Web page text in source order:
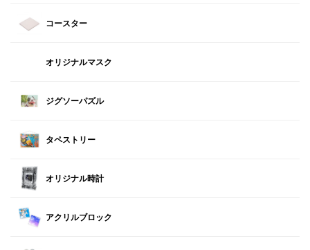
コースター
オリジナルマスク
ジグソーパズル
タペストリー
オリジナル時計
アクリルブロック